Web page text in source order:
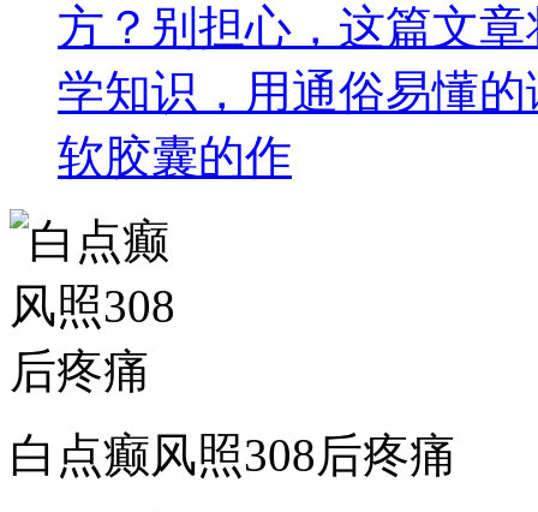
方？别担心，这篇文
学知识，用通俗易懂
软胶囊的作
白点癫风照308后疼痛